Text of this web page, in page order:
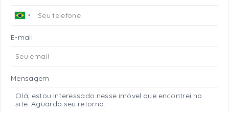
E-mail
Mensagem